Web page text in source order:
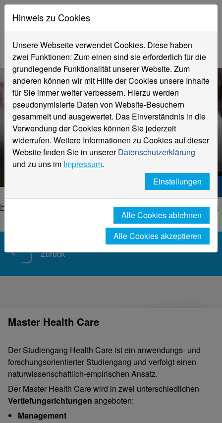
Fachbereich
Gesundheitswesen
Master Health Care
Hochschule Niederrhein. Dein Weg.
Home
Fachbereich Gesundheitswesen
M. Sc. Health Care
Zurück
Master Health Care
Der Studiengang Health Care ist ein anwendungs- und
forschungsorientierter Studiengang und verfolgt einen
naturwissenschaftlich-empirischen Ansatz.
Der Master Health Care wird in zwei unterschiedlichen
Vertiefungsrichtungen angeboten:
Management
Hinweis zu Cookies
Unsere Webseite verwendet Cookies. Diese haben
zwei Funktionen: Zum einen sind sie erforderlich für die
grundlegende Funktionalität unserer Website. Zum
anderen können wir mit Hilfe der Cookies unsere Inhalte
für Sie immer weiter verbessern. Hierzu werden
pseudonymisierte Daten von Website-Besuchern
gesammelt und ausgewertet. Das Einverständnis in die
Verwendung der Cookies können Sie jederzeit
widerrufen. Weitere Informationen zu Cookies auf dieser
Website finden Sie in unsererDatenschutzerklärung
und zu uns im Impressum.
Einstellungen
Alle Cookies ablehnen
Alle Cookies akzeptieren